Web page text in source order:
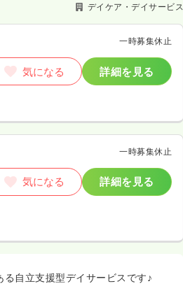
デイケア・デイサービス
一時募集休止
気になる 詳細を見る
一時募集休止
気になる 詳細を見る
る自立支援型デイサービスです♪